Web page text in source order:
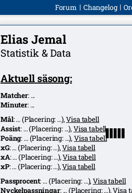
Forum Changelog
Elias Jemal
Statistik & Data
Aktuell säsong:
Matcher: ...
Minuter: ...
Mål:...(Placering: ...),Visa tabell
Assist: ...(Placering: ...),Visa tabell
Poäng: ...(Placering: ...),Visa tabell
xG:...(Placering:...),Visa tabell
xA:...(Placering:...),Visa tabell
xP:...(Placering:...),Visa tabell
Passprocent: ...(Placering: ...),Visa tabell
Nyckelpassningar: ...(Placering:...),Visa